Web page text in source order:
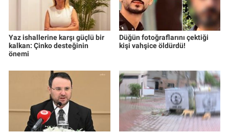
Yaz ishallerine karşı güçlü bir
kalkan: Çinko desteğinin
önemi
Düğün fotoğraflarını çektiği
kişi vahşice öldürdü!